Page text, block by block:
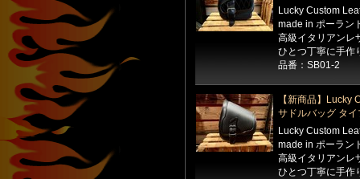
Lucky Custom
made in ポーラン
高級イタリアンレ
ひとつ丁寧に手作
品番：SB01-2
【新商品】Lucky
サドルバッグ タ
Lucky Custom
made in ポーラン
高級イタリアンレ
ひとつ丁寧に手作